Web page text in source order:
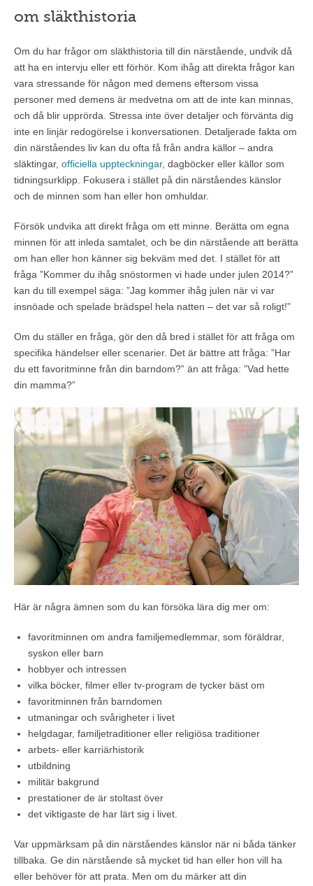
om släkthistoria
Om du har frågor om släkthistoria till din närstående, undvik då
att ha en intervju eller ett förhör. Kom ihåg att direkta frågor kan
vara stressande för någon med demens eftersom vissa
personer med demens är medvetna om att de inte kan minnas,
och då blir upprörda. Stressa inte över detaljer och förvänta dig
inte en linjär redogörelse i konversationen. Detaljerade fakta om
din närståendes liv kan du ofta få från andra källor – andra
släktingar, officiella uppteckningar, dagböcker eller källor som
tidningsurklipp. Fokusera i stället på din närståendes känslor
och de minnen som han eller hon omhuldar.
Försök undvika att direkt fråga om ett minne. Berätta om egna
minnen för att inleda samtalet, och be din närstående att berätta
om han eller hon känner sig bekväm med det. I stället för att
fråga ”Kommer du ihåg snöstormen vi hade under julen 2014?”
kan du till exempel säga: ”Jag kommer ihåg julen när vi var
insnöade och spelade brädspel hela natten – det var så roligt!”
Om du ställer en fråga, gör den då bred i stället för att fråga om
specifika händelser eller scenarier. Det är bättre att fråga: ”Har
du ett favoritminne från din barndom?” än att fråga: ”Vad hette
din mamma?”
Här är några ämnen som du kan försöka lära dig mer om:
favoritminnen om andra familjemedlemmar, som föräldrar,
syskon eller barn
hobbyer och intressen
vilka böcker, filmer eller tv-program de tycker bäst om
favoritminnen från barndomen
utmaningar och svårigheter i livet
helgdagar, familjetraditioner eller religiösa traditioner
arbets- eller karriärhistorik
utbildning
militär bakgrund
prestationer de är stoltast över
det viktigaste de har lärt sig i livet.
Var uppmärksam på din närståendes känslor när ni båda tänker
tillbaka. Ge din närstående så mycket tid han eller hon vill ha
eller behöver för att prata. Men om du märker att din